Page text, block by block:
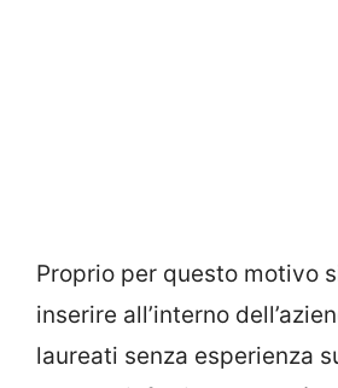
Proprio per questo motivo
inserire all’interno
laureati senza esperienza